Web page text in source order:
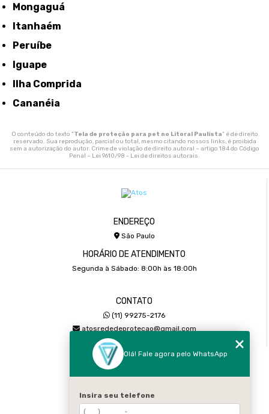
Mongaguá
Itanhaém
Peruíbe
Iguape
Ilha Comprida
Cananéia
O conteúdo do texto "Tela de proteção para pet no Litoral Paulista" é de direito
reservado. Sua reprodução, parcial ou total, mesmo citando nossos links, é proibida
sem a autorização do autor. Crime de violação de direito autoral – artigo 184 do Código
Penal – Lei 9610/98 - Lei de direitos autorais.
ENDEREÇO
São Paulo
HORÁRIO DE ATENDIMENTO
Segunda à Sábado: 8:00h às 18:00h
CONTATO
(11) 99275-2176
atosrededeprotecao@gmail.com
Home
Sobre
Olá! Fale agora pelo WhatsApp
Insira seu telefone